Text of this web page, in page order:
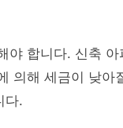
야 합니다. 신축
의해 세금이 낮아
다.